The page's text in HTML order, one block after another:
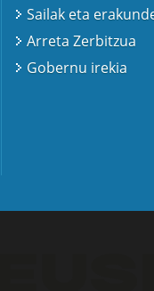
Sailak eta
Arreta Zerbitzua
Gobernu irekia